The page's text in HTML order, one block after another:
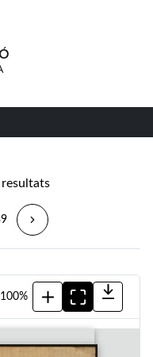
resultats
100%